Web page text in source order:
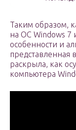
Таким образом,
на OC Windows
особенности и
представленная
раскрыла, как
компьютера